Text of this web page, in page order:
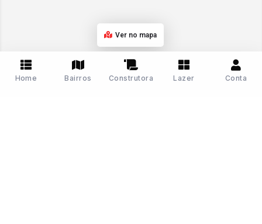
Ver no mapa
Home Bairros Construtora Lazer Conta